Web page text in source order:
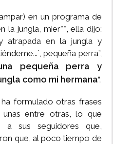
en un programa de
la jungla, mier**, ella dijo:
atrapada en la jungla y
pequeña perra”,
pequeña perra y
como mi hermana”.
formulado otras frases
unas entre otras, lo que
a sus seguidores que,
que, al poco tiempo de